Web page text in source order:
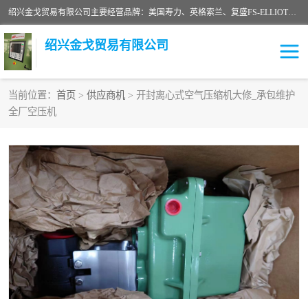
绍兴金戈贸易有限公司主要经营品牌：美国寿力、英格索兰、复盛FS-ELLIOTT，库伯COOPER、阿特拉斯等品牌空压机及配件销售；承接全厂空气压缩机管理、维护保养；节能改造；气体干燥机销售、维护、维修、保养。销售各种品牌空压机空气滤芯、油滤芯、油气分离器；精密过滤器滤芯；除油雾滤芯；抽真空滤芯，消音器，疏水器。劳务承接：全厂空压机维修保养工程，安装工程；移机或汰换工程；节能改造工程等。
绍兴金戈贸易有限公司
当前位置： 首页 > 供应商机 > 开封离心式空气压缩机大修_承包维护
全厂空压机
二手空压机
超级冷却剂 英格索兰配件
中车鼓风机 闽台富源特种陶瓷
美国寿力空压机零部件 英格索兰离心机空滤芯
英格索兰COOPER离心机
配件
库伯卡麦隆离心机零件
微电脑控制器 离心式压缩机高速转子组